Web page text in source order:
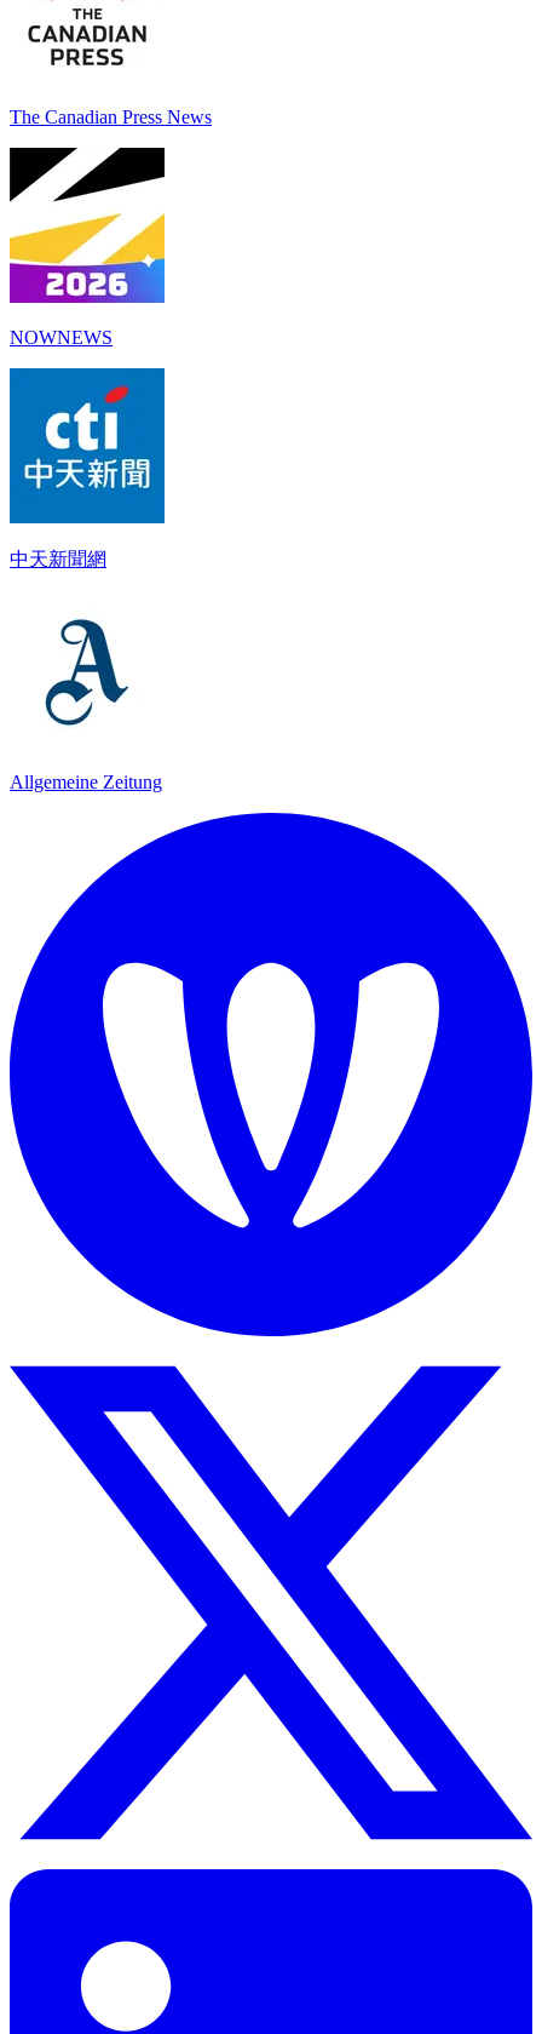
The Canadian Press News
NOWNEWS
中天新聞網
Allgemeine Zeitung